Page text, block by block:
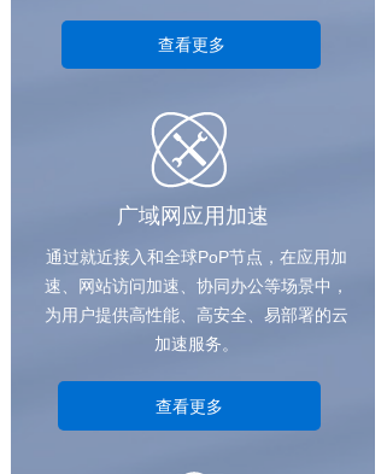
查看更多
查看更多
通过就近接入和全球PoP节点，在应用加
速、网站访问加速、协同办公等场景中，
为用户提供高性能、高安全、易部署的云
加速服务。
广域网应用加速